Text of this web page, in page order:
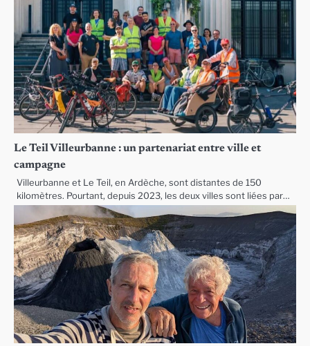
Le Teil Villeurbanne : un partenariat entre ville et
campagne
Villeurbanne et Le Teil, en Ardèche, sont distantes de 150
kilomètres. Pourtant, depuis 2023, les deux villes sont liées par…